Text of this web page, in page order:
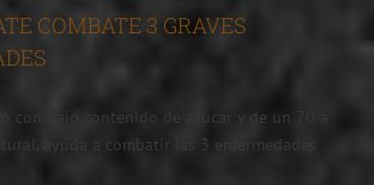
COMBATE 3 GRAVES
con bajo contenido de azúcar y de un 70 a
ayuda a combatir las 3 enfermedades